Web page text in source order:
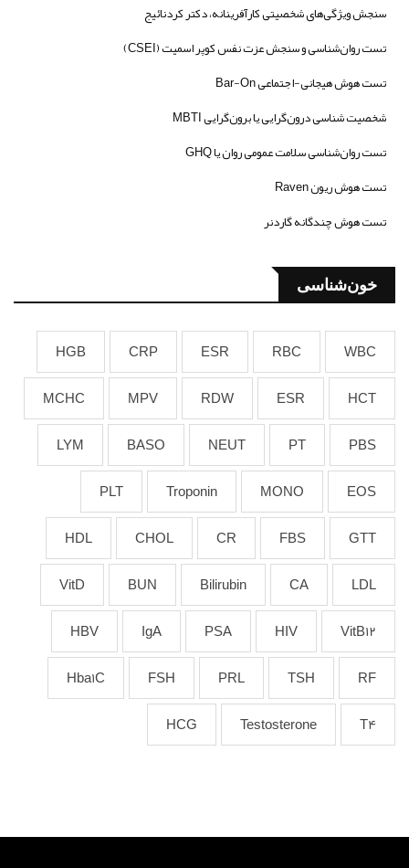
سنجش ویژگی‌های شخصیتی کارآفرینانه، دکتر کردنائیج
تست روان‌شناسی و سنجش عزت نفس کوپر اسمیت (CSEI)
تست هوش هیجانی-اجتماعی Bar-On
شخصیت شناسی درون‌گرایی یا برون‌گرایی MBTI
تست روان‌شناسی سلامت عمومی روان یا GHQ
تست هوش ریون Raven
تست هوش چندگانه گاردنر
خون‌شناسی
WBC
RBC
ESR
CRP
HGB
HCT
ESR
RDW
MPV
MCHC
PBS
PT
NEUT
BASO
LYM
EOS
MONO
Troponin
PLT
GTT
FBS
CR
CHOL
HDL
LDL
CA
Bilirubin
BUN
VitD
VitB12
HIV
PSA
IgA
HBV
RF
TSH
PRL
FSH
Hba1C
T4
Testosterone
HCG